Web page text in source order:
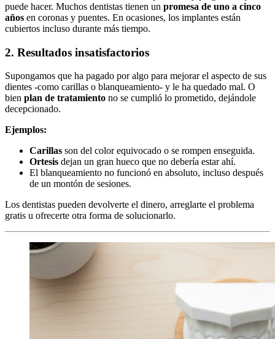
puede hacer. Muchos dentistas tienen un promesa de uno a cinco
años en coronas y puentes. En ocasiones, los implantes están
cubiertos incluso durante más tiempo.
2. Resultados insatisfactorios
Supongamos que ha pagado por algo para mejorar el aspecto de sus
dientes -como carillas o blanqueamiento- y le ha quedado mal. O
bien plan de tratamiento no se cumplió lo prometido, dejándole
decepcionado.
Ejemplos:
Carillas son del color equivocado o se rompen enseguida.
Ortesis dejan un gran hueco que no debería estar ahí.
El blanqueamiento no funcionó en absoluto, incluso después
de un montón de sesiones.
Los dentistas pueden devolverte el dinero, arreglarte el problema
gratis u ofrecerte otra forma de solucionarlo.